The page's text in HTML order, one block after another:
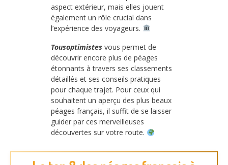
aspect extérieur, mais elles jouent
également un rôle crucial dans
l’expérience des voyageurs.
Tousoptimistes vous permet de
découvrir encore plus de péages
étonnants à travers ses classements
détaillés et ses conseils pratiques
pour chaque trajet. Pour ceux qui
souhaitent un aperçu des plus beaux
péages français, il suffit de se laisser
guider par ces merveilleuses
découvertes sur votre route.